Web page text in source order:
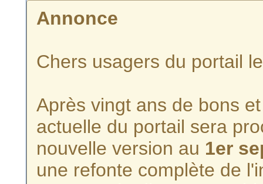
Annonce
Chers usagers du portail
Après vingt ans de bons
actuelle du portail sera
nouvelle version au 1er
une refonte complète de